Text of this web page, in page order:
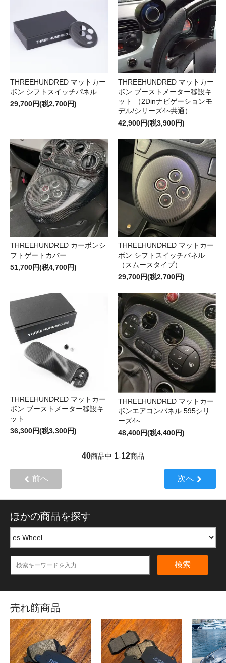
THREEHUNDRED マットカー
ボン シフトスイッチパネル
29,700円(税2,700円)
THREEHUNDRED マットカー
ボン ブーストメーター移設キ
ット （2Dinナビゲーションモ
デル/シリーズ4~共通）
42,900円(税3,900円)
THREEHUNDRED カーボンシ
フトゲートカバー
51,700円(税4,700円)
THREEHUNDRED マットカー
ボン シフトスイッチパネル
（スムースタイプ）
29,700円(税2,700円)
THREEHUNDRED マットカー
ボン ブーストメーター移設キ
ット
36,300円(税3,300円)
THREEHUNDRED マットカー
ボンエアコンパネル 595シリ
ーズ4~
48,400円(税4,400円)
40商品中 1-12商品
前へ 次へ
ほかの商品を探す
検索
売れ筋商品